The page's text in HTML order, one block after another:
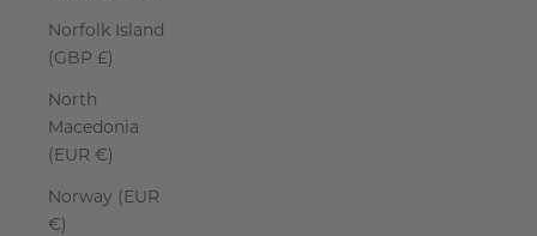
Norfolk Island
(GBP £)
North
Macedonia
(EUR €)
Norway (EUR
€)